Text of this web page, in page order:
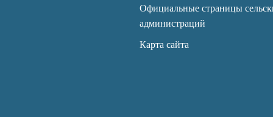
Официальные страницы
администраций
Карта сайта